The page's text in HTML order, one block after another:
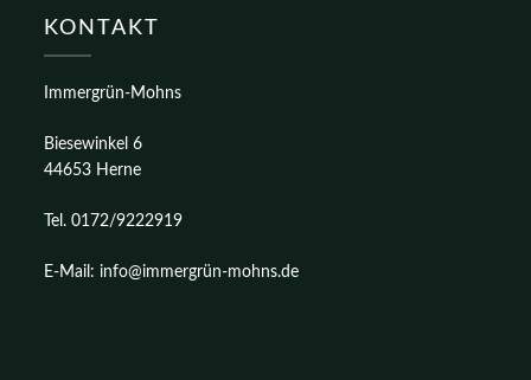
KONTAKT
Immergrün-Mohns
Biesewinkel 6
44653 Herne
Tel. 0172/9222919
E-Mail: info@immergrün-mohns.de